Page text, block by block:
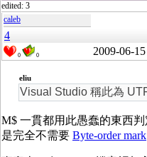
edited: 3
caleb
4
0 0 2009-06-15
eliu
Visual Studio 稱此為
M$ 一貫都用此愚蠢的東西
是完全不需要 Byte-order mark